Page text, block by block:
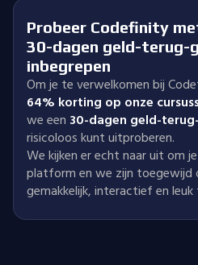
Probeer Codefinity
30-dagen geld-terug-
inbegrepen
Om je te verwelkomen bij
64% korting op onze
we een 30-dagen geld-
risicoloos kunt uitproberen.
We kijken er echt naar uit om
platform en we zijn toegewijd
gemakkelijk, interactief en leuk